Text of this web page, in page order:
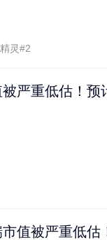
灵#2
严重低估！预
值被严重低估